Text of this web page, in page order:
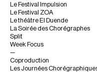
Le Festival Impulsion
Le Festival ZOA
Le théâtre El Duende
La Soirée des Chorégraphes
Split
Week Focus
—
Coproduction
Les Journées